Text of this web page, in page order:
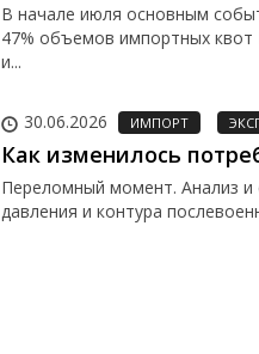
В начале июля основным
47% объемов импортных квот
и...
30.06.2026 ИМПОРТ
Как изменилось
Переломный момент. Анализ и
давления и контура